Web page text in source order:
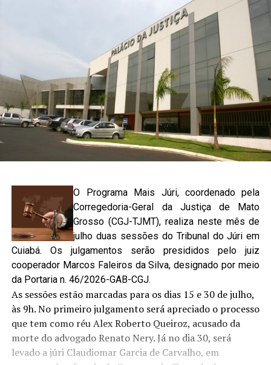
O Programa Mais Júri, coordenado pela
Corregedoria-Geral da Justiça de Mato
Grosso (CGJ-TJMT), realiza neste mês de
julho duas sessões do Tribunal do Júri em
Cuiabá. Os julgamentos serão presididos pelo juiz
cooperador Marcos Faleiros da Silva, designado por meio
da Portaria n. 46/2026-GAB-CGJ.
As sessões estão marcadas para os dias 15 e 30 de julho,
às 9h. No primeiro julgamento será apreciado o processo
que tem como réu Alex Roberto Queiroz, acusado da
morte do advogado Renato Nery. Já no dia 30, será
levado a júri Claudiomar Garcia de Carvalho, em